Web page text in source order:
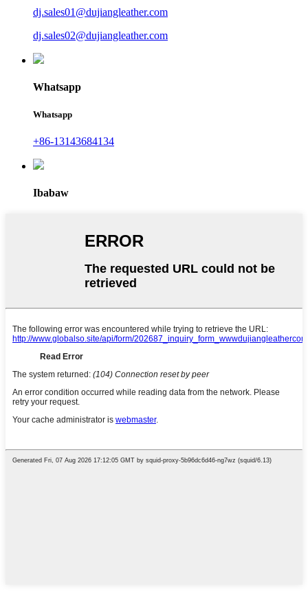
dj.sales01@dujiangleather.com
dj.sales02@dujiangleather.com
Whatsapp
Whatsapp
+86-13143684134
Ibabaw